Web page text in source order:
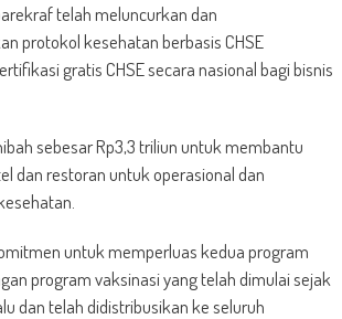
telah meluncurkan dan
protokol kesehatan berbasis CHSE
gratis CHSE secara nasional bagi bisnis
sebesar Rp3,3 triliun untuk membantu
dan restoran untuk operasional dan
untuk memperluas kedua program
program vaksinasi yang telah dimulai sejak
dan telah didistribusikan ke seluruh